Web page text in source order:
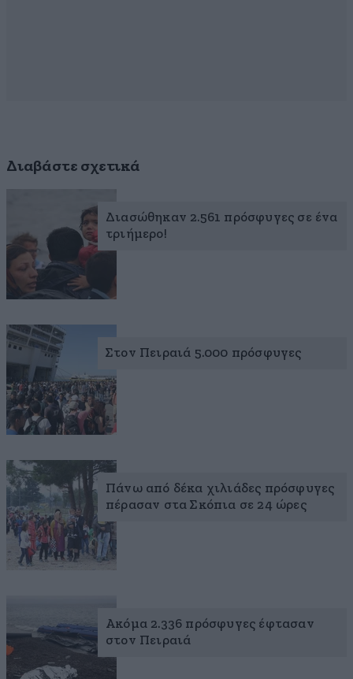
Διαβάστε σχετικά
Διασώθηκαν 2.561 πρόσφυγες σε ένα
τριήμερο!
Στον Πειραιά 5.000 πρόσφυγες
Πάνω από δέκα χιλιάδες πρόσφυγες
πέρασαν στα Σκόπια σε 24 ώρες
Ακόμα 2.336 πρόσφυγες έφτασαν
στον Πειραιά